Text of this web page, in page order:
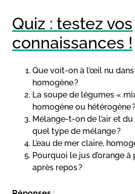
Quiz : testez vos
connaissances !
Que voit-on à l’œil nu
homogène ?
La soupe de légumes «
homogène ou hétérogène ?
Mélange-t-on de l’air et
quel type de mélange ?
L’eau de mer claire,
Pourquoi le jus d’orange
après repos ?